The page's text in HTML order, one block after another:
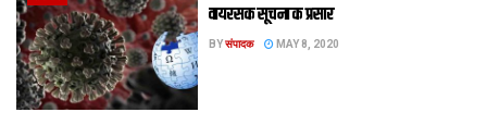
वायरसक सूचना क प्रसार
BYसंपादक MAY 8, 2020